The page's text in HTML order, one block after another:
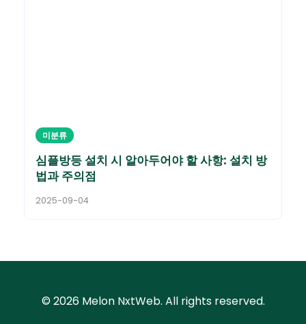
미분류
심플방등 설치 시 알아두어야 할 사항: 설치 방
법과 주의점
2025-09-04
© 2026 Melon NxtWeb. All rights reserved.